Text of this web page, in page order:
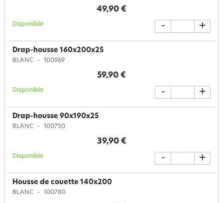
49,90 €
Disponible - +
Drap-housse 160x200x25
BLANC 100969
59,90 €
Disponible - +
Drap-housse 90x190x25
BLANC 100750
39,90 €
Disponible - +
Housse de couette 140x200
BLANC 100780